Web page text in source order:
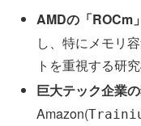
AMDの「ROCm」
し、特にメモリ
トを重視する研
巨大テック企業
Amazon(